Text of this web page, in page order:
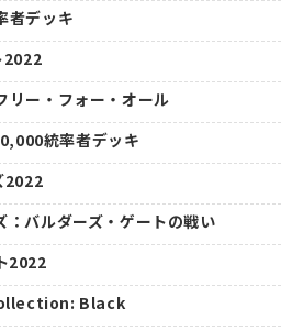
者デッキ
2022
リー・フォー・オール
統率者デッキ
2022
：バルダーズ・ゲートの戦い
2022
Black